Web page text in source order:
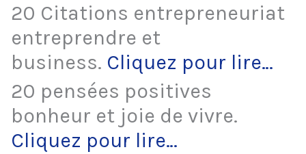
20 Citations entrepreneuriat
entreprendre et
business. Cliquez pour lire…
20 pensées positives
bonheur et joie de vivre.
Cliquez pour lire…